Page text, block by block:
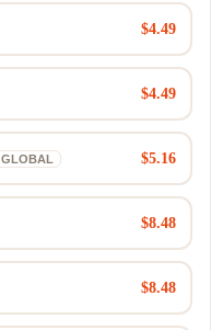
$4.49
$4.49
GLOBAL $5.16
$8.48
$8.48